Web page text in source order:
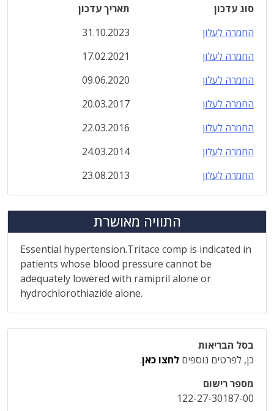
סוג עדכון
תאריך עדכון
החמרה לעלון
31.10.2023
החמרה לעלון
17.02.2021
החמרה לעלון
09.06.2020
החמרה לעלון
20.03.2017
החמרה לעלון
22.03.2016
החמרה לעלון
24.03.2014
החמרה לעלון
23.08.2013
התוויה מאושרת
Essential hypertension.Tritace comp is indicated in
patients whose blood pressure cannot be
adequately lowered with ramipril alone or
hydrochlorothiazide alone.
בסל הבריאות
כן, לפרטים נוספים לחצו כאן.
מספר רישום
122-27-30187-00